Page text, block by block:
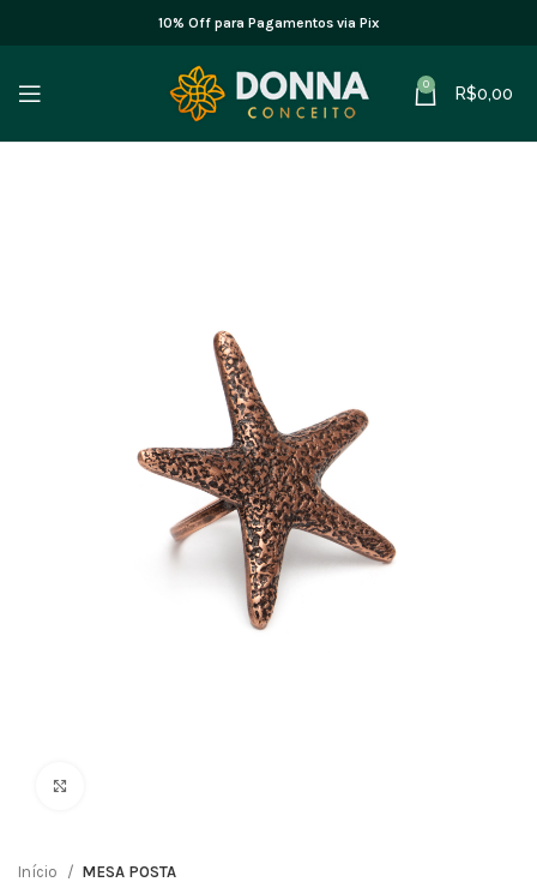
10% Off para Pagamentos via Pix
0 R$0,00
Início MESA POSTA